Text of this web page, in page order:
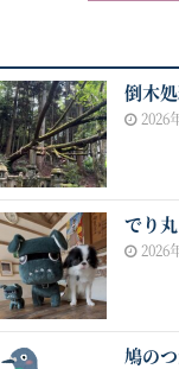
倒木
2026
でり
2026
鳩の